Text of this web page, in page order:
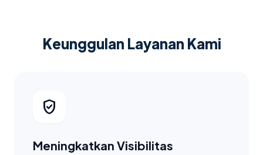
Keunggulan Layanan Kami
verified_user
Meningkatkan Visibilitas